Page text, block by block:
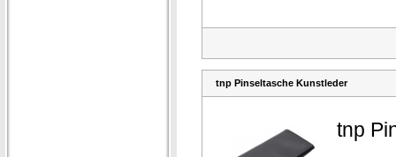
tnp Pinseltasche Kunstleder
tnp